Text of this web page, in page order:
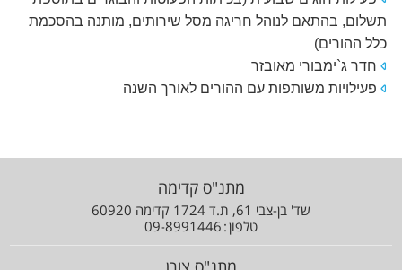
תשלום, בהתאם לנוהל חריגה מסל שירותים, מותנה בהסכמת
כלל ההורים)
חדר ג`ימבורי מאובזר
פעילויות משותפות עם ההורים לאורך השנה
מתנ"ס קדימה
שד' בן-צבי 61, ת.ד 1724 קדימה 60920
טלפון 09-8991446